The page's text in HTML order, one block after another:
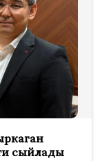
сыйлады